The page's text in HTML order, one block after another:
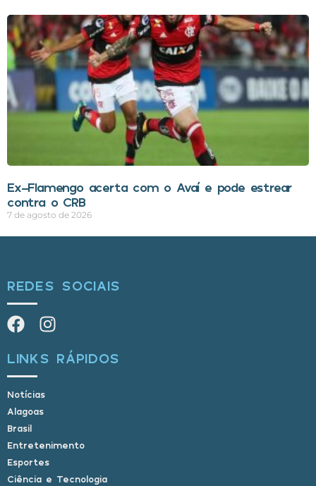
Ex-Flamengo acerta com o Avaí e pode estrear
contra o CRB
7 de agosto de 2026
REDES SOCIAIS
LINKS RÁPIDOS
Notícias
Alagoas
Brasil
Entretenimento
Esportes
Ciência e Tecnologia